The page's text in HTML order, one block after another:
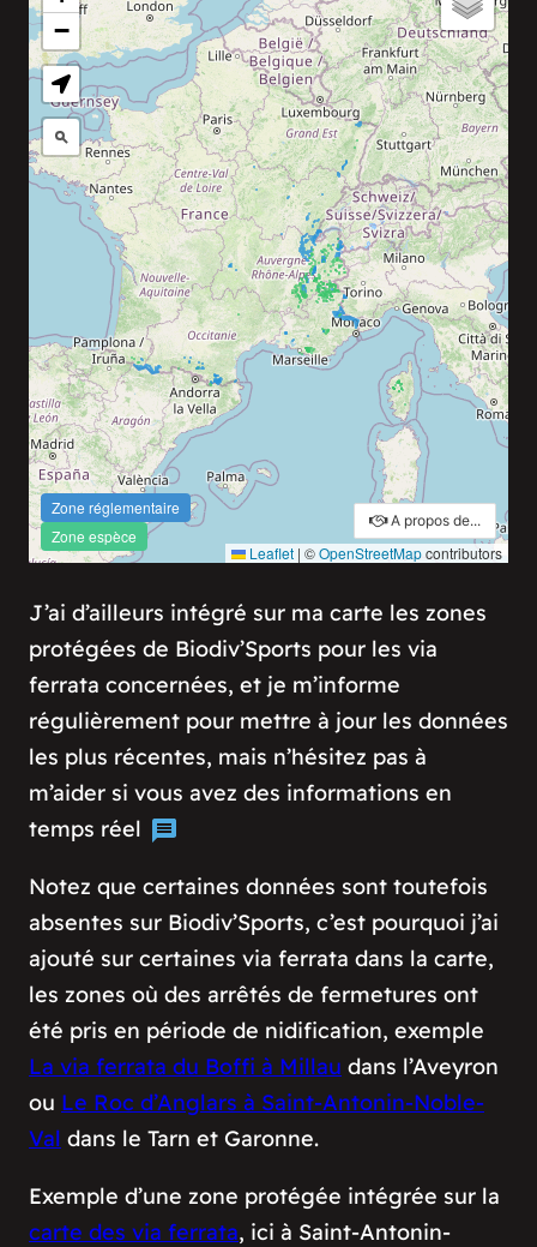
J’ai d’ailleurs intégré sur ma carte les zones
protégées de Biodiv’Sports pour les via
ferrata concernées, et je m’informe
régulièrement pour mettre à jour les données
les plus récentes, mais n’hésitez pas à
m’aider si vous avez des informations en
temps réel
Notez que certaines données sont toutefois
absentes sur Biodiv’Sports, c’est pourquoi j’ai
ajouté sur certaines via ferrata dans la carte,
les zones où des arrêtés de fermetures ont
été pris en période de nidification, exemple
La via ferrata du Boffi à Millau dans l’Aveyron
ou Le Roc d’Anglars à Saint-Antonin-Noble-
Val dans le Tarn et Garonne.
Exemple d’une zone protégée intégrée sur la
carte des via ferrata, ici à Saint-Antonin-